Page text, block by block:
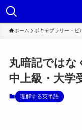
ホーム ボキャブラリー・ビ
丸暗記ではな
中上級・大学
理解する英単語